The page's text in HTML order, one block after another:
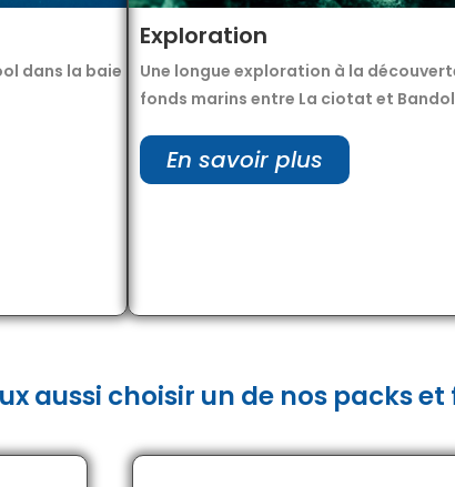
dans la baie
Exploration
Une longue exploration à la
fonds marins entre La ciotat et Bandol
En savoir plus
aussi choisir un de nos packs